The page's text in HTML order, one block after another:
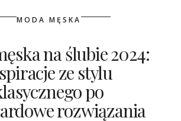
MODA MĘSKA
na ślubie 2024:
ze stylu
po
rozwiązania